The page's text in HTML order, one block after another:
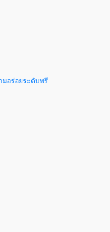
มอร่อยระดับพรี